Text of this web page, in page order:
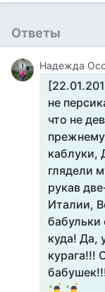
Ответы
Надежда
не
что не
каблуки,
глядели
рукав
Италии,
куда! Да,
курага!!!